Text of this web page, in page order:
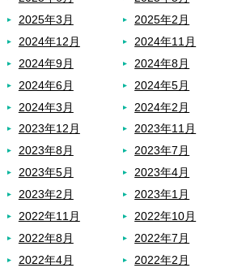
2025年3月
2025年2月
2024年12月
2024年11月
2024年9月
2024年8月
2024年6月
2024年5月
2024年3月
2024年2月
2023年12月
2023年11月
2023年8月
2023年7月
2023年5月
2023年4月
2023年2月
2023年1月
2022年11月
2022年10月
2022年8月
2022年7月
2022年4月
2022年2月